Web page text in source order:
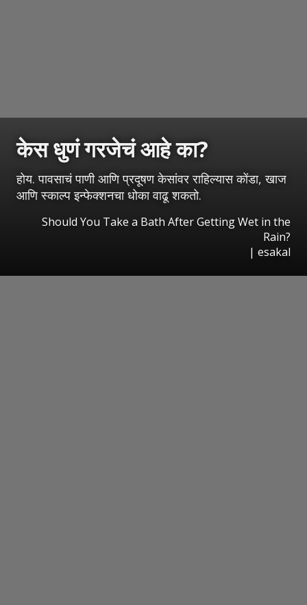
केस धुणं गरजेचं आहे का?
होय. पावसाचं पाणी आणि प्रदूषण केसांवर राहिल्यास कोंडा, खाज
आणि स्काल्प इन्फेक्शनचा धोका वाढू शकतो.
Should You Take a Bath After Getting Wet in the
Rain?
| esakal